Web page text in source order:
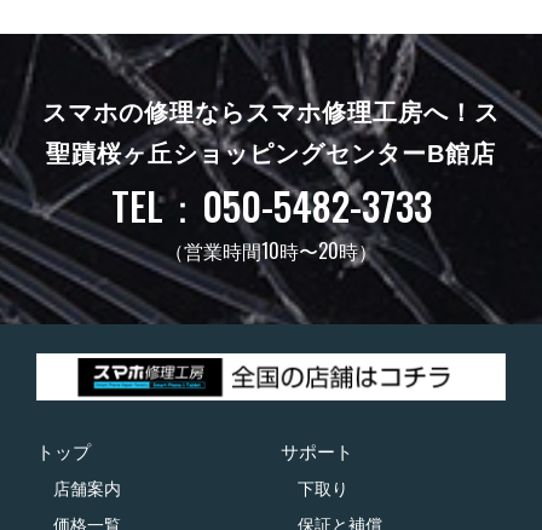
スマホの修理ならスマホ修理工房へ！ ス
聖蹟桜ヶ丘ショッピングセンターB館店
TEL：050-5482-3733
（営業時間10時〜20時）
トップ
店舗案内
価格一覧
サポート
下取り
保証と補償